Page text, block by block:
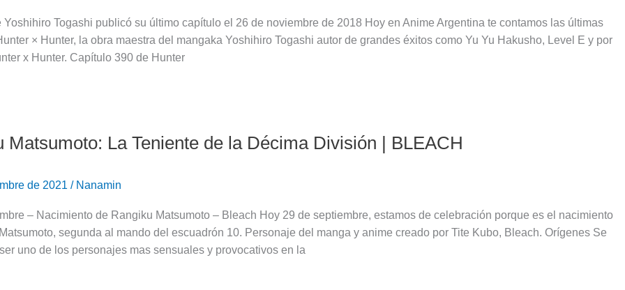
Yoshihiro Togashi publicó su último capítulo el 26 de noviembre de 2018 Hoy en Anime Argentina te contamos las últimas
× Hunter, la obra maestra del mangaka Yoshihiro Togashi autor de grandes éxitos como Yu Yu Hakusho, Level E y por
x Hunter. Capítulo 390 de Hunter
Matsumoto: La Teniente de la Décima División | BLEACH
de 2021 / Nanamin
– Nacimiento de Rangiku Matsumoto – Bleach Hoy 29 de septiembre, estamos de celebración porque es el nacimiento
segunda al mando del escuadrón 10. Personaje del manga y anime creado por Tite Kubo, Bleach. Orígenes Se
uno de los personajes mas sensuales y provocativos en la